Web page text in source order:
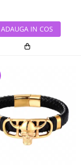
ADAUGA IN COS